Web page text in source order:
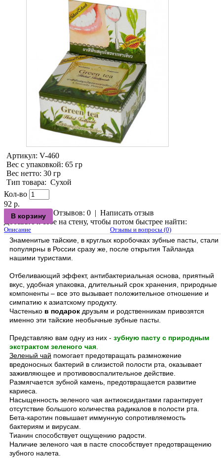
Артикул: V-460
Вес с упаковкой: 65 гр
Вес нетто: 30 гр
Тип товара: Сухой
Кол-во
92 р.
Отзывов: 0 | Написать отзыв
Добавьте к себе на стену, чтобы потом быстрее найти:
Описание Отзывы и вопросы (0)
Знаменитые тайские, в круглых коробочках зубные пасты, стали
популярны в России сразу же, после открытия Тайланда
нашими туристами.
Отбеливающий эффект, антибактериальная основа, приятный
вкус, удобная упаковка, длительный срок хранения, природные
компоненты – все это вызывает положительное отношение и
симпатию к азиатскому продукту.
Частенько в подарок друзьям и родственникам привозятся
именно эти тайские необычные зубные пасты.
Представляю вам одну из них - зубную пасту с природным
экстрактом зеленого чая
Зеленый чай помогает предотвращать размножение
вредоносных бактерий в слизистой полости рта, оказывает
заживляющее и противовоспалительное действие.
Размягчается зубной камень, предотвращается развитие
кариеса.
Насыщенность зеленого чая антиоксидантами гарантирует
отсутствие большого количества радикалов в полости рта.
Бета-каротин повышает иммунную сопротивляемость
бактериям и вирусам.
Тианин способствует ощущению радости.
Наличие зеленого чая в пасте способствует предотвращению
зубного налета.